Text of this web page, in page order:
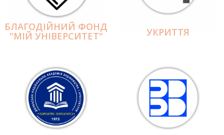
БЛАГОДІЙНИЙ ФОНД
"МІЙ УНІВЕРСИТЕТ" УКРИТТЯ